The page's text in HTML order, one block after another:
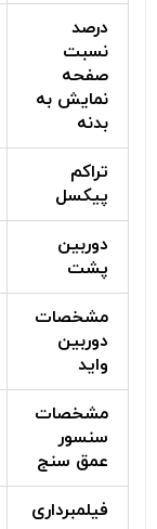
درصد
نسبت
صفحه
نمایش به
بدنه
تراکم
پیکسل
دوربین
پشت
مشخصات
دوربین
واید
مشخصات
سنسور
عمق سنج
فیلمبرداری